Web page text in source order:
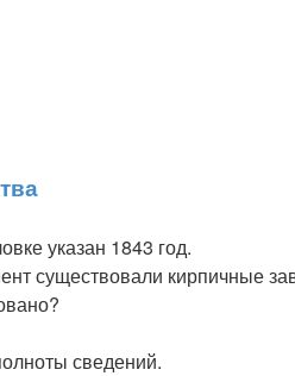
указан 1843 год.
существовали кирпичные
сведений.